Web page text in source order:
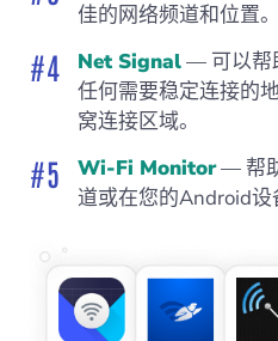
佳的网络频道和位置。
Net Signal— 可以帮
任何需要稳定连接的
窝连接区域。
Wi-Fi Monitor— 帮
道或在您的Android设